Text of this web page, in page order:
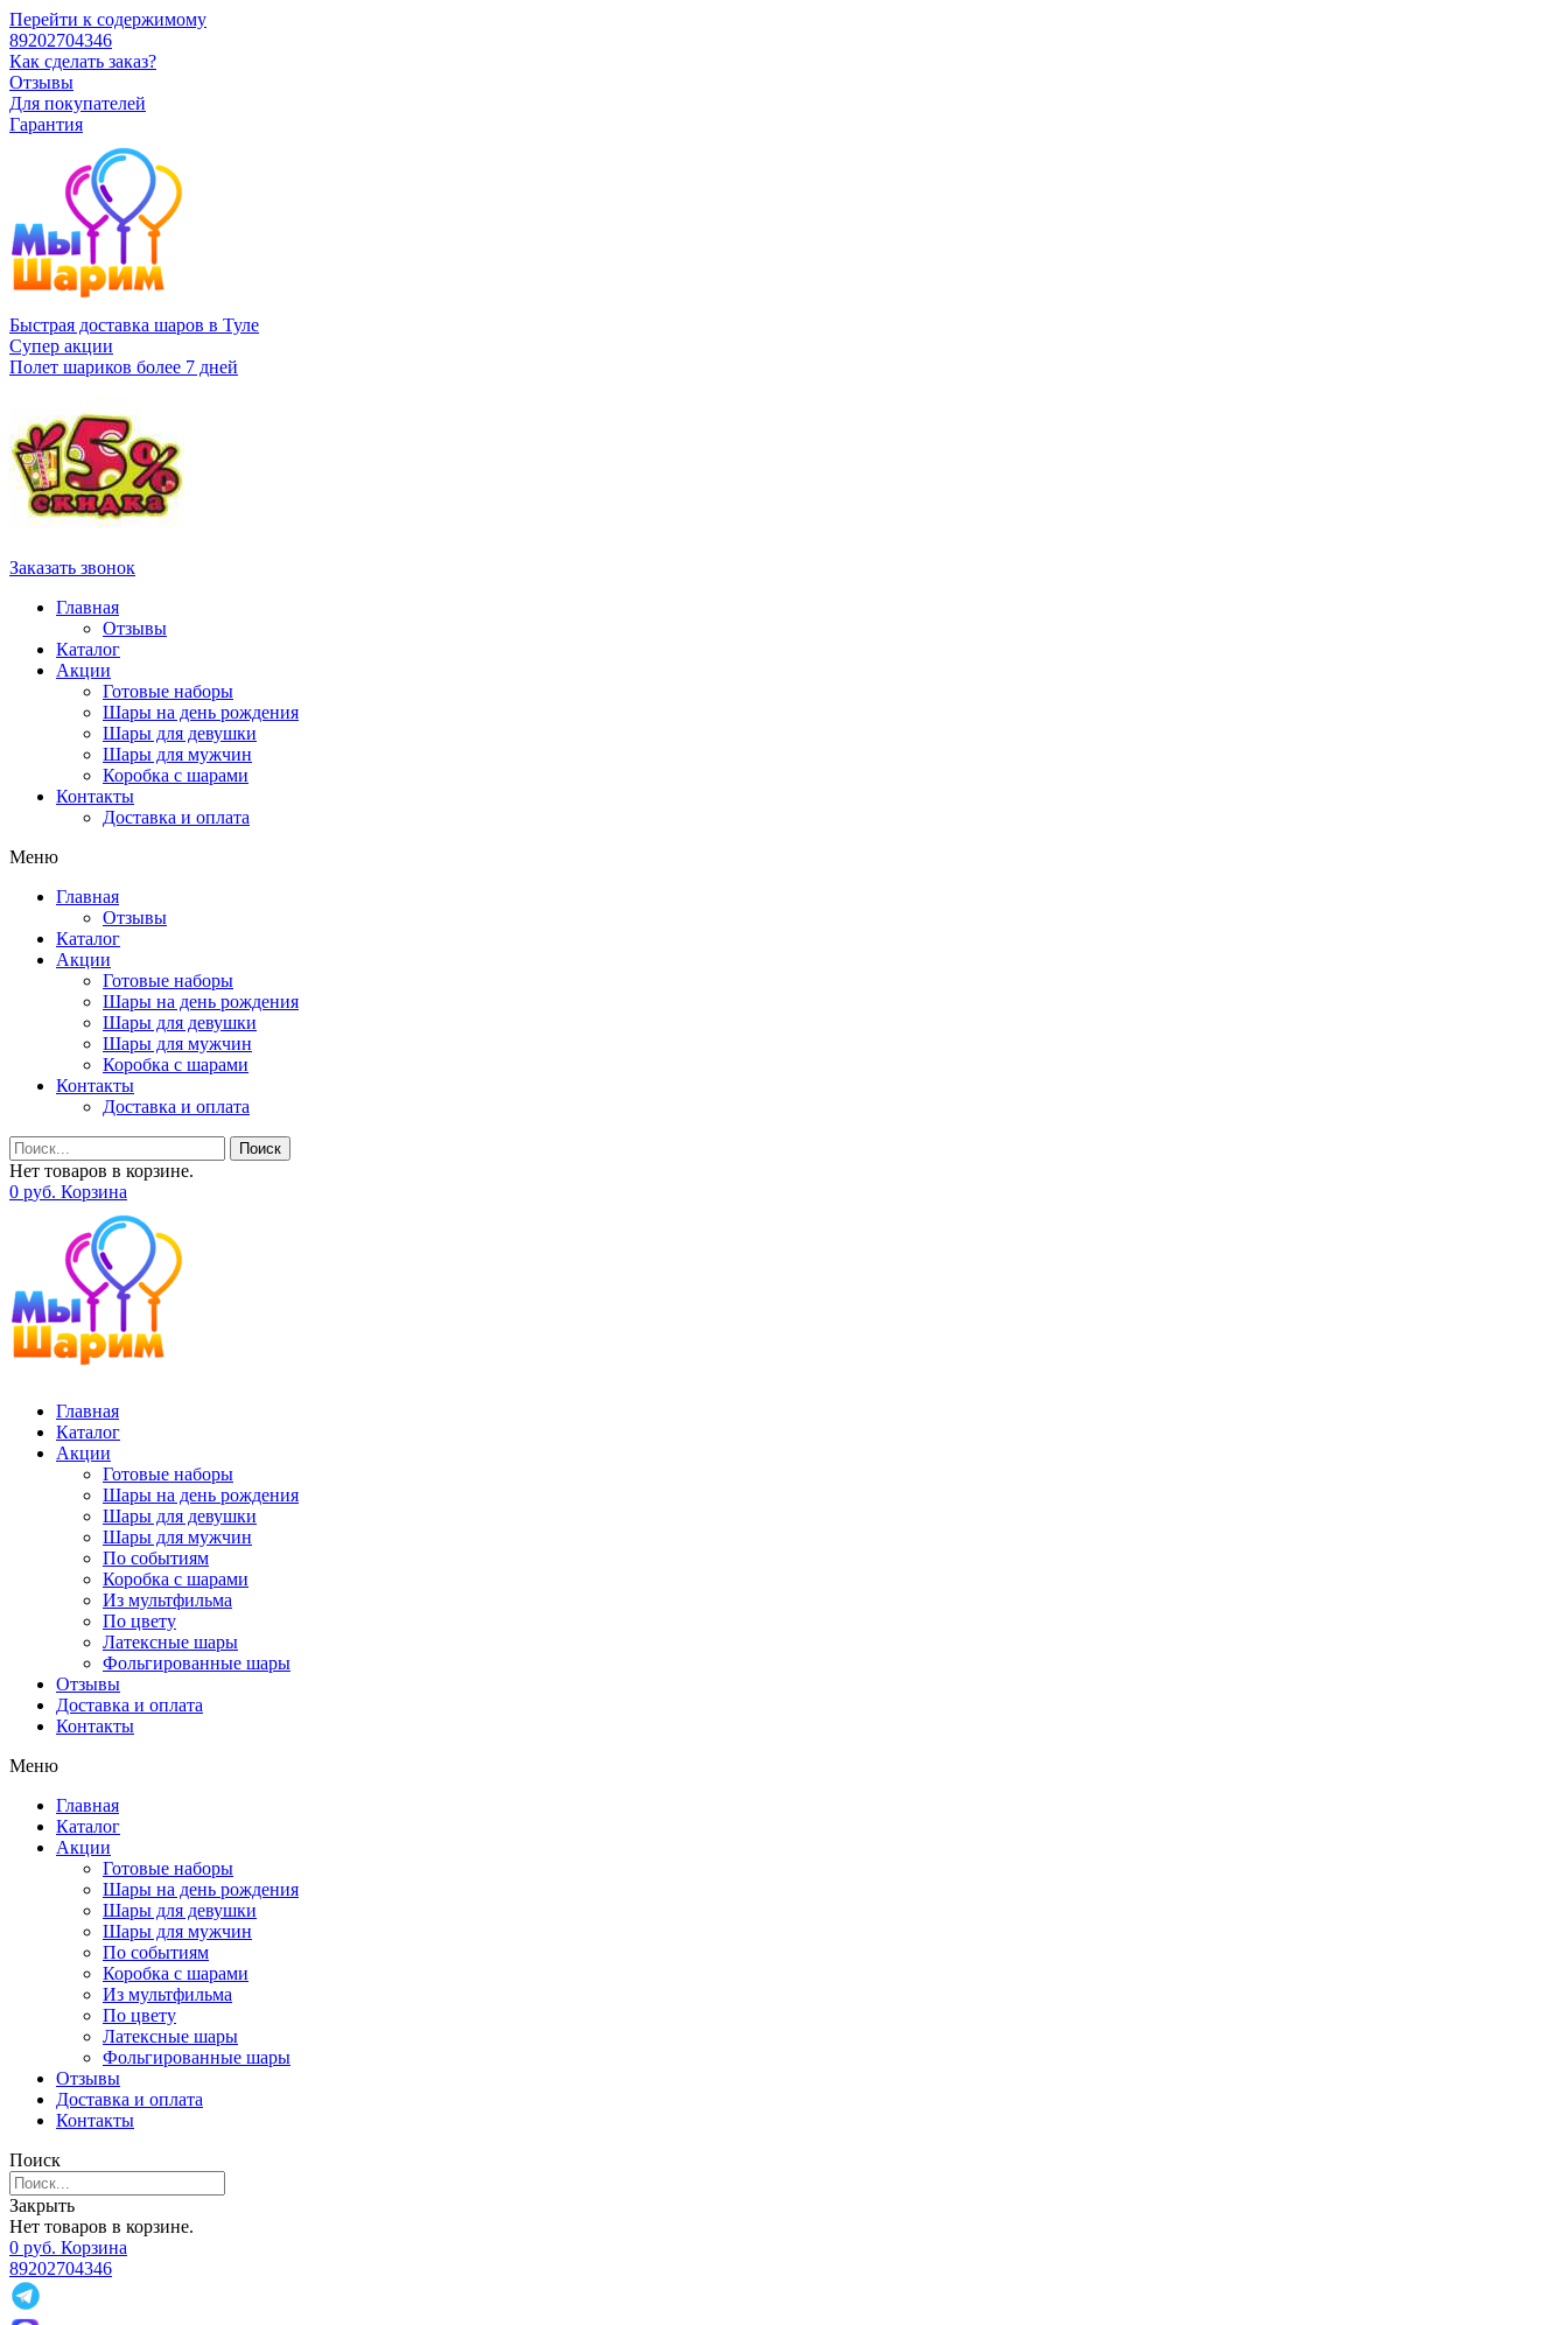
Перейти к содержимому
89202704346
Как сделать заказ?
Отзывы
Для покупателей
Гарантия
Быстрая доставка шаров в Туле
Супер акции
Полет шариков более 7 дней
Заказать звонок
Главная
Отзывы
Каталог
Акции
Готовые наборы
Шары на день рождения
Шары для девушки
Шары для мужчин
Коробка с шарами
Контакты
Доставка и оплата
Меню
Главная
Отзывы
Каталог
Акции
Готовые наборы
Шары на день рождения
Шары для девушки
Шары для мужчин
Коробка с шарами
Контакты
Доставка и оплата
Поиск
Нет товаров в корзине.
0 руб. Корзина
Главная
Каталог
Акции
Готовые наборы
Шары на день рождения
Шары для девушки
Шары для мужчин
По событиям
Коробка с шарами
Из мультфильма
По цвету
Латексные шары
Фольгированные шары
Отзывы
Доставка и оплата
Контакты
Меню
Главная
Каталог
Акции
Готовые наборы
Шары на день рождения
Шары для девушки
Шары для мужчин
По событиям
Коробка с шарами
Из мультфильма
По цвету
Латексные шары
Фольгированные шары
Отзывы
Доставка и оплата
Контакты
Поиск
Закрыть
Нет товаров в корзине.
0 руб. Корзина
89202704346